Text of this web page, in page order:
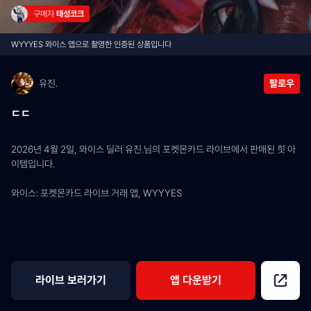
구매자 태성코크
WYYYES 와이스 앱으로 촬영한 인증된 상품입니다
유진. 팔로우
ㄷㄷ
2026년 4월 2일, 와이스 딜러 유진.님의 포켓몬카드 라이브에서 판매된 힛 아
이템입니다.
와이스: 포켓몬카드 라이브 거래 앱, WYYYES
라이브 보러가기 앱 다운받기